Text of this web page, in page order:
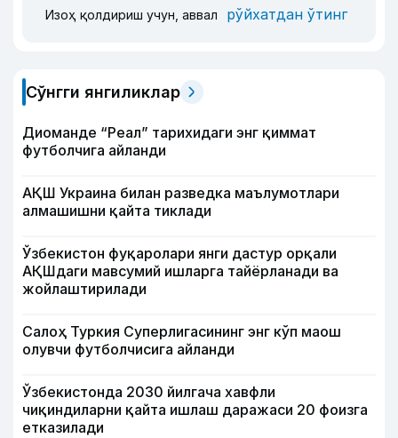
Изоҳ қолдириш учун, аввал рўйхатдан ўтинг
Сўнгги янгиликлар
Диоманде “Реал” тарихидаги энг қиммат
футболчига айланди
АҚШ Украина билан разведка маълумотлари
алмашишни қайта тиклади
Ўзбекистон фуқаролари янги дастур орқали
АҚШдаги мавсумий ишларга тайёрланади ва
жойлаштирилади
Салоҳ Туркия Суперлигасининг энг кўп маош
олувчи футболчисига айланди
Ўзбекистонда 2030 йилгача хавфли
чиқиндиларни қайта ишлаш даражаси 20 фоизга
етказилади